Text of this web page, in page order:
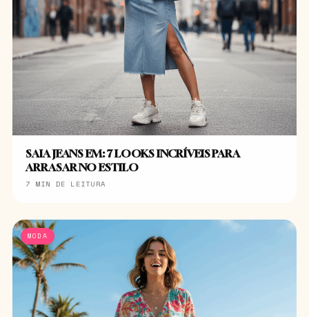
SAIA JEANS EM: 7 LOOKS INCRÍVEIS PARA
ARRASAR NO ESTILO
7 MIN DE LEITURA
MODA